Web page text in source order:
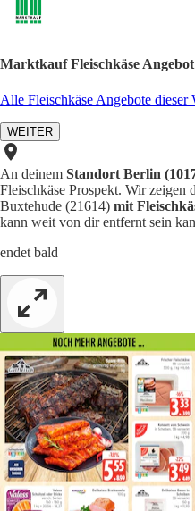
Marktkauf Fleischkäse
Alle Fleischkäse Angebote
WEITER
An deinem Standort Berlin
Fleischkäse Prospekt. Wir zeigen
Buxtehude (21614) mit
kann weit von dir entfernt sein
endet bald